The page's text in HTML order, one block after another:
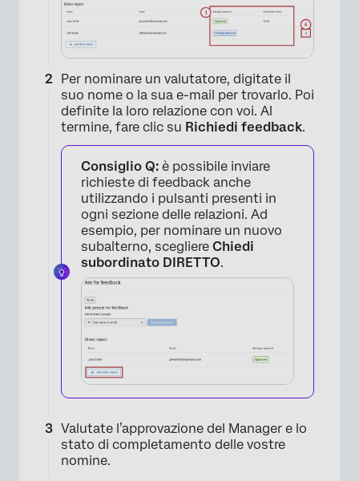
×
Per nominare un valutatore, digitate il
suo nome o la sua e-mail per trovarlo. Poi
definite la loro relazione con voi. Al
termine, fare clic su Richiedi feedback.
Consiglio Q: è possibile inviare
richieste di feedback anche
utilizzando i pulsanti presenti in
ogni sezione delle relazioni. Ad
esempio, per nominare un nuovo
subalterno, scegliere Chiedi
subordinato DIRETTO.
Valutate l’approvazione del Manager e lo
stato di completamento delle vostre
nomine.